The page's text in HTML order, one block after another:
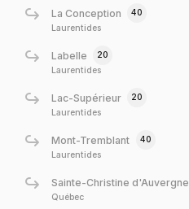
La Conception
40
Laurentides
Labelle
20
Laurentides
Lac-Supérieur
20
Laurentides
Mont-Tremblant
40
Laurentides
Sainte-Christine d'Auvergne
Québec